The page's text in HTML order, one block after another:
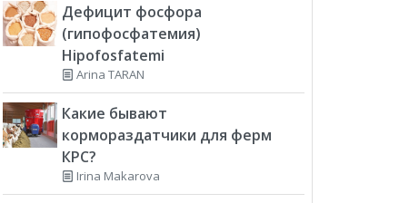
Дефицит фосфора
(гипофосфатемия)
Hipofosfatemi
Arina TARAN
Какие бывают
кормораздатчики для ферм
КРС?
Irina Makarova